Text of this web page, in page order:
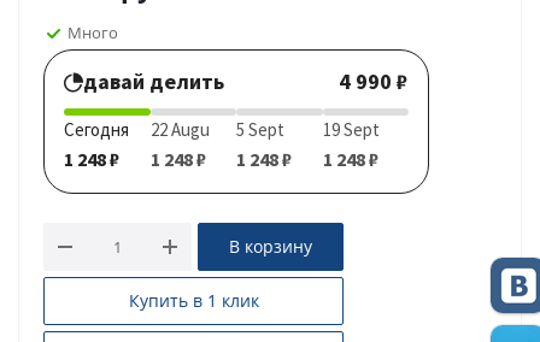
Много
давай делить 4 990 ₽
Сегодня
1 248 ₽
22 Augu
1 248 ₽
5 Sept
1 248 ₽
19 Sept
1 248 ₽
В корзину
Купить в 1 клик